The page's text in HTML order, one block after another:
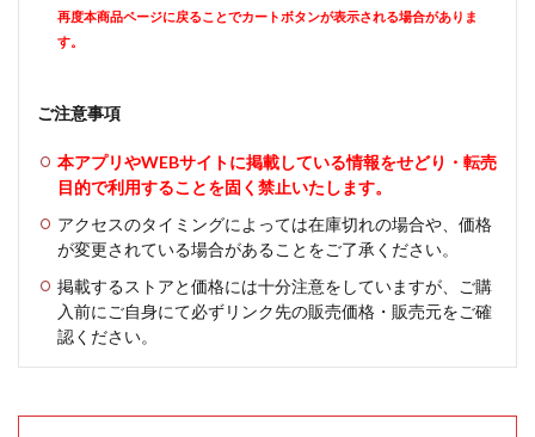
再度本商品ページに戻ることでカートボタンが表示される場合がありま
す。
ご注意事項
本アプリやWEBサイトに掲載している情報をせどり・転売
目的で利用することを固く禁止いたします。
アクセスのタイミングによっては在庫切れの場合や、価格
が変更されている場合があることをご了承ください。
掲載するストアと価格には十分注意をしていますが、ご購
入前にご自身にて必ずリンク先の販売価格・販売元をご確
認ください。